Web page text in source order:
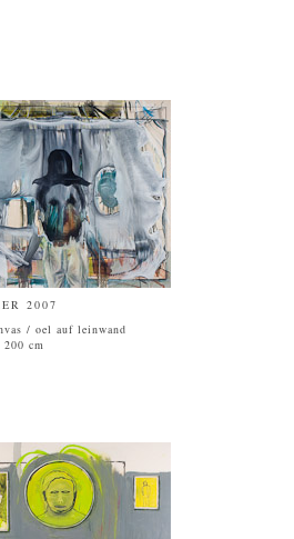
2007
/ oel auf leinwand
200 cm